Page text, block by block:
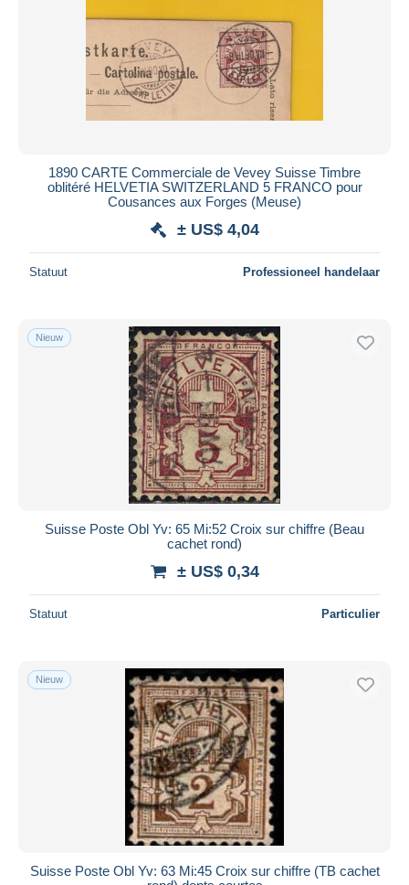
1890 CARTE Commerciale de Vevey Suisse Timbre
oblitéré HELVETIA SWITZERLAND 5 FRANCO pour
Cousances aux Forges (Meuse)
± US$ 4,04
Statuut Professioneel handelaar
Nieuw
Suisse Poste Obl Yv: 65 Mi:52 Croix sur chiffre (Beau
cachet rond)
± US$ 0,34
Statuut Particulier
Nieuw
Suisse Poste Obl Yv: 63 Mi:45 Croix sur chiffre (TB cachet